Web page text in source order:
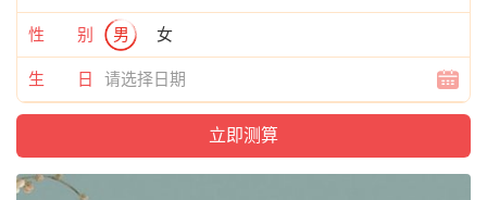
性 别 男 女
生 日